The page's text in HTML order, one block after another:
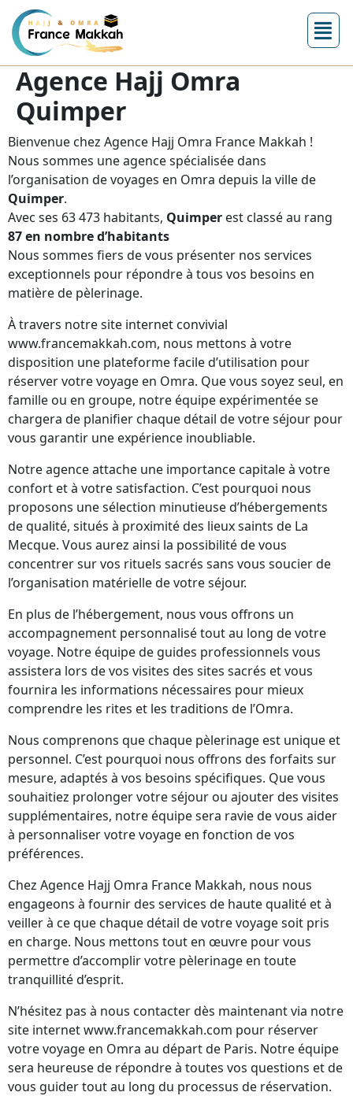
Agence Hajj Omra
Quimper
Bienvenue chez Agence Hajj Omra France Makkah !
Nous sommes une agence spécialisée dans
l’organisation de voyages en Omra depuis la ville de
Quimper.
Avec ses 63 473 habitants, Quimper est classé au rang
87 en nombre d’habitants
Nous sommes fiers de vous présenter nos services
exceptionnels pour répondre à tous vos besoins en
matière de pèlerinage.
À travers notre site internet convivial
www.francemakkah.com, nous mettons à votre
disposition une plateforme facile d’utilisation pour
réserver votre voyage en Omra. Que vous soyez seul, en
famille ou en groupe, notre équipe expérimentée se
chargera de planifier chaque détail de votre séjour pour
vous garantir une expérience inoubliable.
Notre agence attache une importance capitale à votre
confort et à votre satisfaction. C’est pourquoi nous
proposons une sélection minutieuse d’hébergements
de qualité, situés à proximité des lieux saints de La
Mecque. Vous aurez ainsi la possibilité de vous
concentrer sur vos rituels sacrés sans vous soucier de
l’organisation matérielle de votre séjour.
En plus de l’hébergement, nous vous offrons un
accompagnement personnalisé tout au long de votre
voyage. Notre équipe de guides professionnels vous
assistera lors de vos visites des sites sacrés et vous
fournira les informations nécessaires pour mieux
comprendre les rites et les traditions de l’Omra.
Nous comprenons que chaque pèlerinage est unique et
personnel. C’est pourquoi nous offrons des forfaits sur
mesure, adaptés à vos besoins spécifiques. Que vous
souhaitiez prolonger votre séjour ou ajouter des visites
supplémentaires, notre équipe sera ravie de vous aider
à personnaliser votre voyage en fonction de vos
préférences.
Chez Agence Hajj Omra France Makkah, nous nous
engageons à fournir des services de haute qualité et à
veiller à ce que chaque détail de votre voyage soit pris
en charge. Nous mettons tout en œuvre pour vous
permettre d’accomplir votre pèlerinage en toute
tranquillité d’esprit.
N’hésitez pas à nous contacter dès maintenant via notre
site internet www.francemakkah.com pour réserver
votre voyage en Omra au départ de Paris. Notre équipe
sera heureuse de répondre à toutes vos questions et de
vous guider tout au long du processus de réservation.